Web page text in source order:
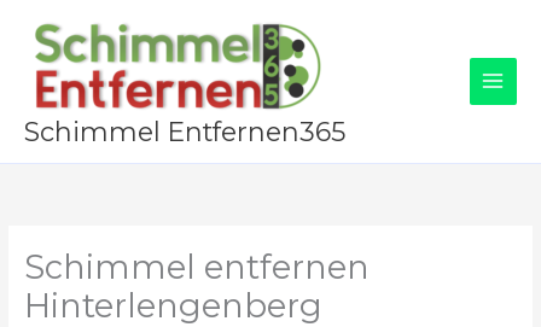
Inhalt
springen
Schimmel Entfernen365
Schimmel entfernen
Hinterlengenberg